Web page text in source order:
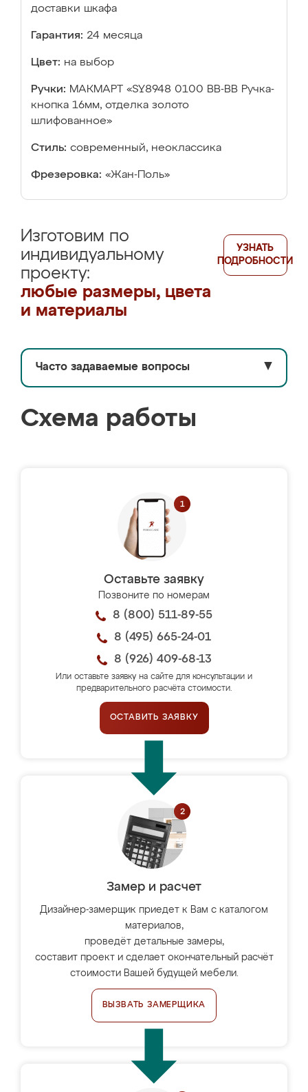
доставки шкафа
Гарантия: 24 месяца
Цвет: на выбор
Ручки: МАКМАРТ «SY8948 0100 BB-BB Ручка-
кнопка 16мм, отделка золото
шлифованное»
Стиль: современный, неоклассика
Фрезеровка: «Жан-Поль»
Изготовим по
индивидуальному
проекту:
любые размеры, цвета
и материалы
УЗНАТЬ
ПОДРОБНОСТИ
Часто задаваемые вопросы ▼
Схема работы
Оставьте заявку
Позвоните по номерам
8 (800) 511-89-55
8 (495) 665-24-01
8 (926) 409-68-13
Или оставьте заявку на сайте для консультации и
предварительного расчёта стоимости.
ОСТАВИТЬ ЗАЯВКУ
Замер и расчет
Дизайнер-замерщик приедет к Вам с каталогом
материалов,
проведёт детальные замеры,
составит проект и сделает окончательный расчёт
стоимости Вашей будущей мебели.
ВЫЗВАТЬ ЗАМЕРЩИКА